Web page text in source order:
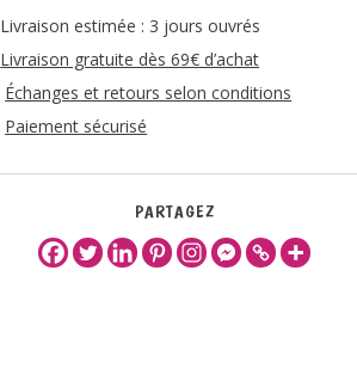
Livraison estimée : 3 jours ouvrés
Livraison gratuite dès 69€ d’achat
Échanges et retours selon conditions
Paiement sécurisé
PARTAGEZ